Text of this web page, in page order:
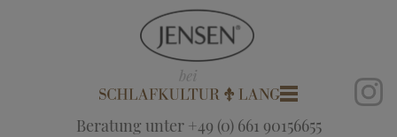
Beratung unter +49 (0) 661 90156655